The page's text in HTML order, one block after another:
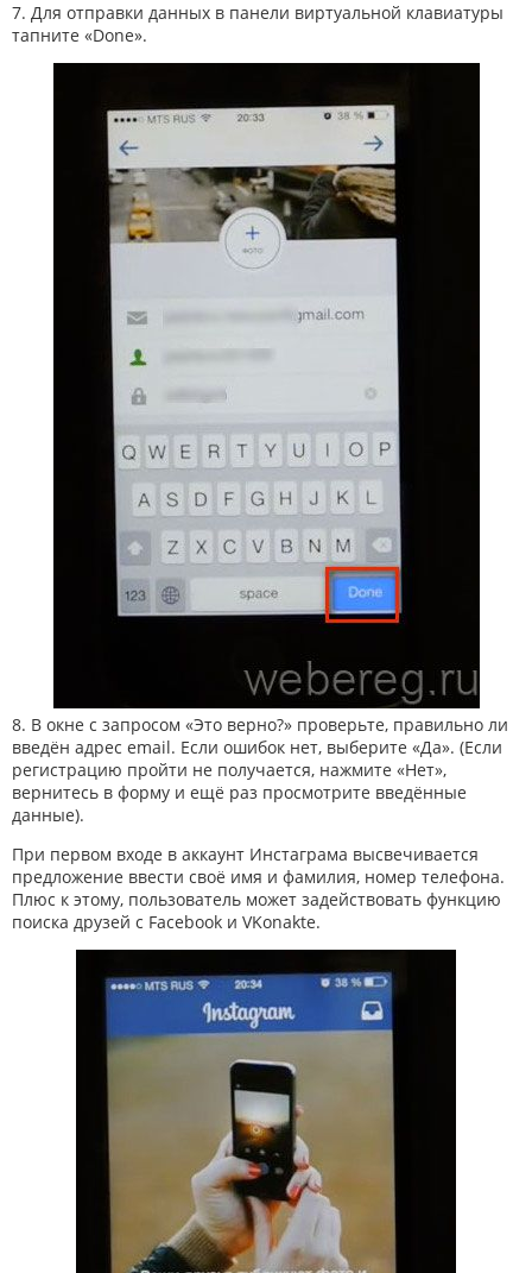
7. Для отправки данных в панели виртуальной клавиатуры
тапните «Done».
8. В окне с запросом «Это верно?» проверьте, правильно ли
введён адрес email. Если ошибок нет, выберите «Да». (Если
регистрацию пройти не получается, нажмите «Нет»,
вернитесь в форму и ещё раз просмотрите введённые
данные).
При первом входе в аккаунт Инстаграма высвечивается
предложение ввести своё имя и фамилия, номер телефона.
Плюс к этому, пользователь может задействовать функцию
поиска друзей c Facebook и VKonakte.